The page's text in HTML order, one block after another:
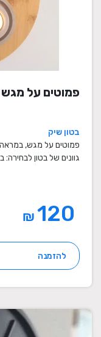
פמוטים על מגש
בטון שיק
פמוטים על מגש, במראה
גוונים של בטון לבחירה:
₪
להזמנה